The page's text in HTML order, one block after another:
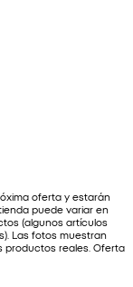
oferta y estarán
puede variar en
(algunos artículos
Las fotos muestran
productos reales. Oferta